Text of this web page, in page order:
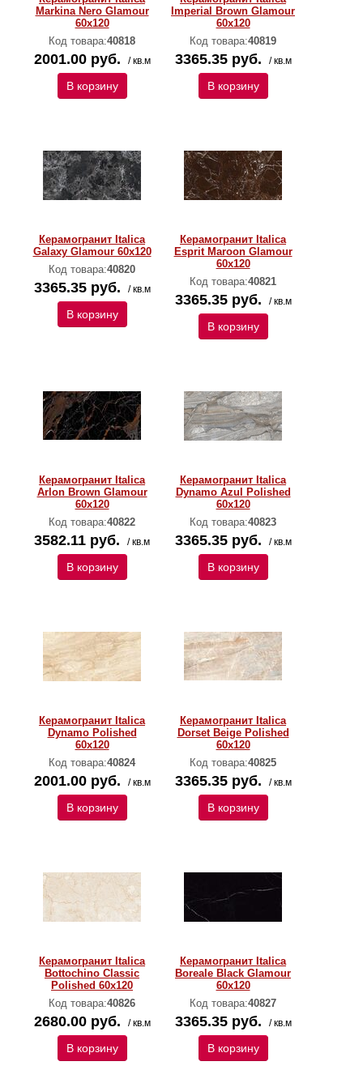
Markina Nero Glamour
60х120
Код товара:40818
2001.00 руб. / кв.м
В корзину
Imperial Brown Glamour
60х120
Код товара:40819
3365.35 руб. / кв.м
В корзину
Керамогранит Italica
Galaxy Glamour 60х120
Код товара:40820
3365.35 руб. / кв.м
В корзину
Керамогранит Italica
Esprit Maroon Glamour
60х120
Код товара:40821
3365.35 руб. / кв.м
В корзину
Керамогранит Italica
Arlon Brown Glamour
60х120
Код товара:40822
3582.11 руб. / кв.м
В корзину
Керамогранит Italica
Dynamo Azul Polished
60х120
Код товара:40823
3365.35 руб. / кв.м
В корзину
Керамогранит Italica
Dynamo Polished
60х120
Код товара:40824
2001.00 руб. / кв.м
В корзину
Керамогранит Italica
Dorset Beige Polished
60х120
Код товара:40825
3365.35 руб. / кв.м
В корзину
Керамогранит Italica
Bottochino Classic
Polished 60х120
Код товара:40826
2680.00 руб. / кв.м
В корзину
Керамогранит Italica
Boreale Black Glamour
60х120
Код товара:40827
3365.35 руб. / кв.м
В корзину